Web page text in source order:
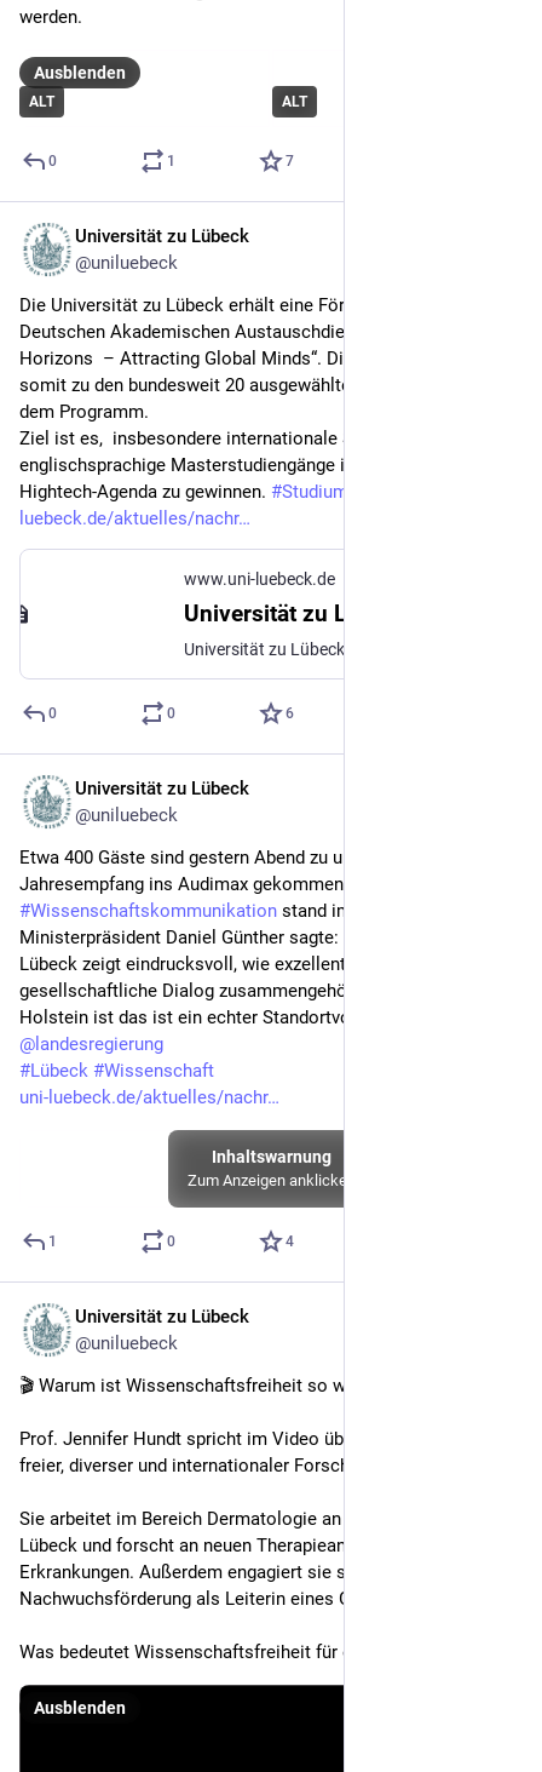
werden.
ALT ALT
Ausblenden
0 1 7
Universität zu Lübeck
@uniluebeck
Die Universität zu Lübeck erhält eine Förderung des
Deutschen Akademischen Austauschdienstes „Academic
Horizons  – Attracting Global Minds“. Die
somit zu den bundesweit 20 ausgewählten Hochschulen in
dem Programm.
Ziel ist es,  insbesondere internationale Studierende für
englischsprachige Masterstudiengänge im Bereich der
Hightech-Agenda zu gewinnen. #Studium
luebeck.de/aktuelles/nachr
www.uni-luebeck.de
Universität zu Lübeck. Im Focus das Leben
0 0 6
Universität zu Lübeck
@uniluebeck
Etwa 400 Gäste sind gestern Abend zu unserem
#Wissenschaftskommunikation stand im Mittelpunkt.
Ministerpräsident Daniel Günther sagte: „Die Universität zu
Lübeck zeigt eindrucksvoll, wie exzellente Forschung und der
gesellschaftliche Dialog zusammengehören. Für Schleswig-
@ landesregierung
#Lübeck #Wissenschaft
uni-luebeck.de/aktuelles/nachr
Inhaltswarnung
Zum Anzeigen anklicken
1 0 4
Universität zu Lübeck
@uniluebeck
🎬 Warum ist Wissenschaftsfreiheit so wichtig?
Prof. Jennifer Hundt spricht im Video über die Bedeutung von
freier, diverser und internationaler Forschung.
Sie arbeitet im Bereich Dermatologie an der Universität zu
Lübeck und forscht an neuen Therapieansätzen für seltene
Erkrankungen. Außerdem engagiert sie sich in der
Nachwuchsförderung als Leiterin eines Graduiertenkollegs.
Was bedeutet Wissenschaftsfreiheit für euch?
Ausblenden